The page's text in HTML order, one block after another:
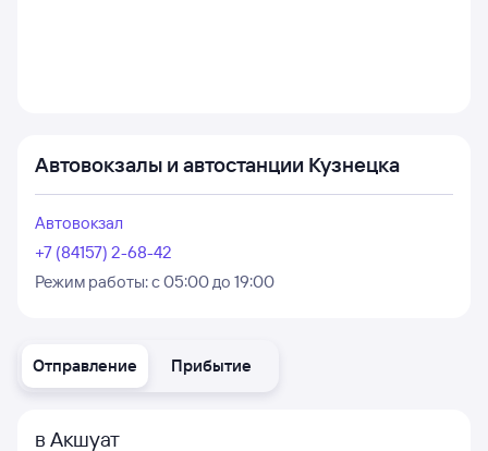
Отправление Прибытие
в Акшуат
Автовокзалы и автостанции Кузнецка
Автовокзал
+7 (84157) 2-68-42
Режим работы:с 05:00 до 19:00